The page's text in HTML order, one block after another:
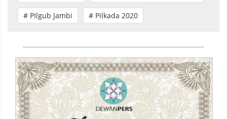
# PIlgub Jambi # Pilkada 2020